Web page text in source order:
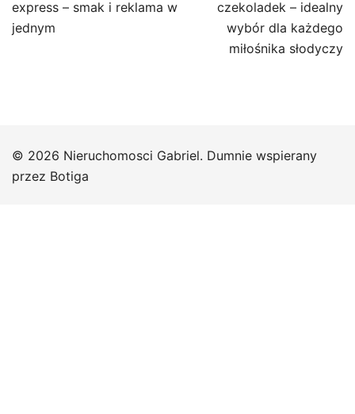
wpisu
express – smak i reklama w
jednym
czekoladek – idealny
wybór dla każdego
miłośnika słodyczy
© 2026 Nieruchomosci Gabriel. Dumnie wspierany
przez Botiga